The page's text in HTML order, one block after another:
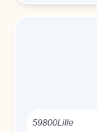
59800Lille